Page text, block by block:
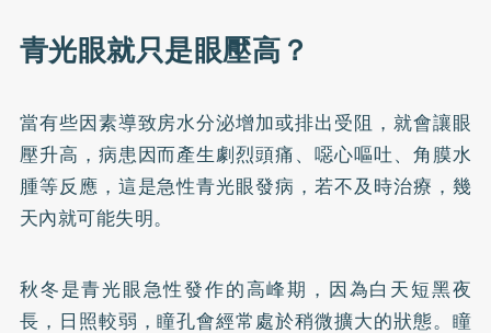
青光眼就只是眼壓高？
當有些因素導致房水分泌增加或排出受阻，就會讓眼
壓升高，病患因而產生劇烈頭痛、噁心嘔吐、角膜水
腫等反應，這是急性青光眼發病，若不及時治療，幾
天內就可能失明。
秋冬是青光眼急性發作的高峰期，因為白天短黑夜
長，日照較弱，瞳孔會經常處於稍微擴大的狀態。瞳